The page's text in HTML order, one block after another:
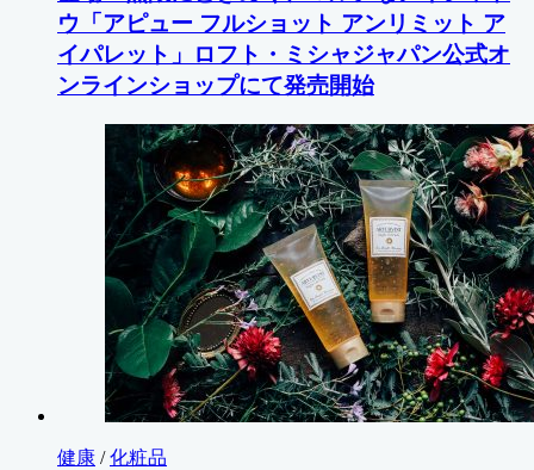
ウ「アピュー フルショット アンリミット ア
イパレット」ロフト・ミシャジャパン公式オ
ンラインショップにて発売開始
健康 /化粧品